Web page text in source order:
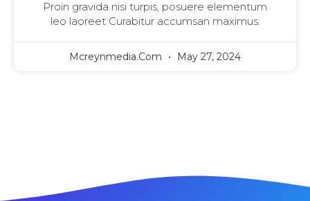
Proin gravida nisi turpis, posuere elementum
leo laoreet Curabitur accumsan maximus.
Mcreynmedia.com May 27, 2024